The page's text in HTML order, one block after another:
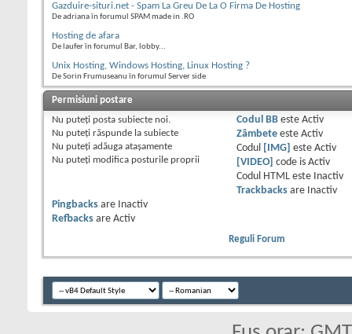
Gazduire-situri.net - Spam La Greu De La O Firma De Hosting
De adriana în forumul SPAM made in .RO
Hosting de afara
De laufer în forumul Bar, lobby...
Unix Hosting, Windows Hosting, Linux Hosting ?
De Sorin Frumuseanu în forumul Server side
Permisiuni postare
Nu puteţi posta subiecte noi.
Nu puteţi răspunde la subiecte
Nu puteţi adăuga ataşamente
Nu puteţi modifica posturile proprii
Codul BBeste Activ
Zâmbeteeste Activ
Codul
[IMG] este Activ
[VIDEO]
code is Activ
Codul HTML este
Inactiv
Trackbacksare
Inactiv
Pingbacks are
Inactiv
Refbacks are Activ
Reguli Forum